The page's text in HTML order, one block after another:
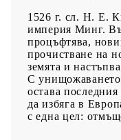
1526 г. сл. Н. Е.
империя Минг.
процъфтява,
прочистване на
земята и
С унищожаването
остава
да избяга в
с една цел: